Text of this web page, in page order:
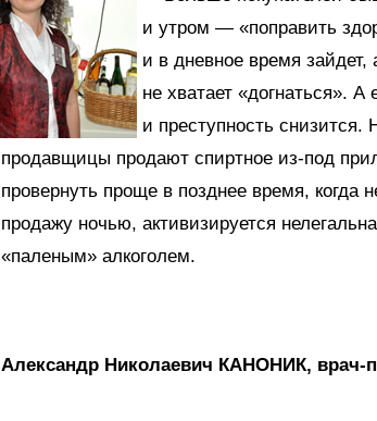
и утром — «поправить
и в дневное время
не хватает «догнаться».
и преступность снизится.
продавщицы продают спиртное из-под
провернуть проще в позднее время, когда
продажу ночью, активизируется
«паленым» алкоголем.
Александр Николаевич КАНОНИК, врач-